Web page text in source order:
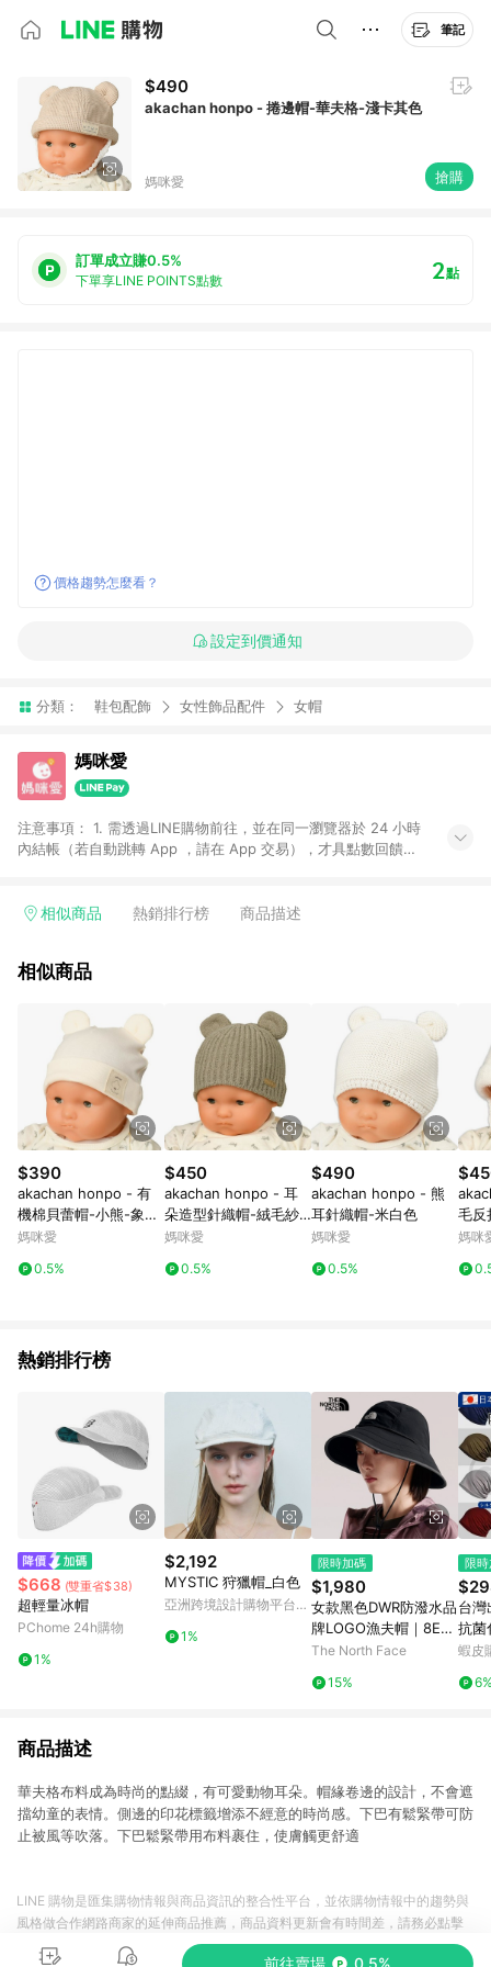
筆記
$490
akachan honpo - 捲邊帽-華夫格-淺卡其色
媽咪愛 搶購
訂單成立賺0.5%
下單享LINE POINTS點數 2點
價格趨勢怎麼看？
設定到價通知
分類： 鞋包配飾 女性飾品配件 女帽
媽咪愛
注意事項： 1. 需透過LINE購物前往，並在同一瀏覽器於 24 小時
內結帳（若自動跳轉 App ，請在 App 交易），才具點數回饋資
請更新至 3.9 才具贈點資格。 5. 點數將於廠商出貨後 30 天後發
車標示為準。 7. LINE購物導購回饋無法與媽咪愛站上折價券並
商品類別不回饋，請參考以下列表：童書館出清 / Switch 遊戲片
/ 瑪利歐玩具 / LEGO樂高 / 尿布 / 橋樑書 / 中高年級推薦書單 /
行李箱 / 寶寶攝影機 / 雞精&鱸魚精 / 美妝保養 / 居家防護 / 暢銷
作者&經典角色 / 人氣卡通大集合 / 地墊&圍欄 / 外文&英文童書 /
套書專區 / 各式零嘴&堅果&珍珠&果乾&糖果 / 兒童耳機&耳麥 /
水果專區 / 親子理財書單 / 6~8歲推薦書單 / 箱購專區 / 寶可夢
pokemon玩具 / 世界名著 / 廚房家電 / 蔬果汁&奶粉 / 體能玩具 /
涼墊 / 同儕相處書單 / 旅遊商品 / 公益商品
相似商品 熱銷排行榜 商品描述
相似商品
$390
akachan honpo - 有
機棉貝蕾帽-小熊-象牙
白色 (36~40cm)-日本
媽咪愛
0.5%
$450
akachan honpo - 耳
朵造型針織帽-絨毛紗
線-咖啡色
媽咪愛
0.5%
$490
akachan honpo - 熊
耳針織帽-米白色
媽咪愛
0.5%
毛反
媽咪
熱銷排行榜
$668 (雙重省$38)
超輕量冰帽
PChome 24h購物
1%
$2,192
MYSTIC 狩獵帽_白色
亞洲跨境設計購物平台
1%
限時加碼
$1,980
女款黑色DWR防潑水品
牌LOGO漁夫帽｜8EPS
KT0
The North Face
15%
限
台灣
抗菌
輕薄
病人
蝦皮
商品描述
華夫格布料成為時尚的點綴，有可愛動物耳朵。帽緣卷邊的設計，不會遮
擋幼童的表情。側邊的印花標籤增添不經意的時尚感。下巴有鬆緊帶可防
止被風等吹落。下巴鬆緊帶用布料裹住，使膚觸更舒適
前往賣場 0.5%
LINE 購物是匯集購物情報與商品資訊的整合性平台，並依購物情報中的趨勢與
風格做合作網路商家的延伸商品推薦，商品資料更新會有時間差，請務必點擊
商品至各合作網路商家，確認現售價與購物條件，一切資訊以合作廠商網頁為